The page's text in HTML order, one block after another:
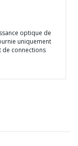
optique de
uniquement
connections